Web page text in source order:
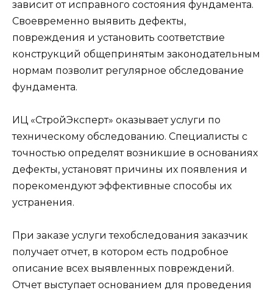
зависит от исправного состояния фундамента.
Своевременно выявить дефекты,
повреждения и установить соответствие
конструкций общепринятым законодательным
нормам позволит регулярное обследование
фундамента.
ИЦ «СтройЭксперт» оказывает услуги по
техническому обследованию. Специалисты с
точностью определят возникшие в основаниях
дефекты, установят причины их появления и
порекомендуют эффективные способы их
устранения.
При заказе услуги техобследования заказчик
получает отчет, в котором есть подробное
описание всех выявленных повреждений.
Отчет выступает основанием для проведения